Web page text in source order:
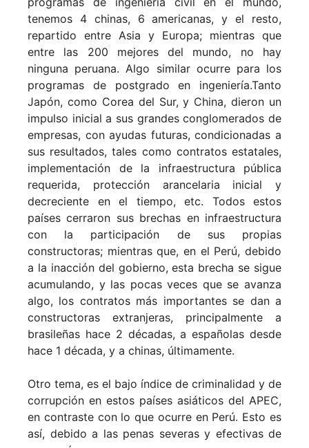
tenemos 4 chinas, 6 americanas, y el resto,
repartido entre Asia y Europa; mientras que
entre las 200 mejores del mundo, no hay
ninguna peruana. Algo similar ocurre para los
programas de postgrado en ingeniería.Tanto
Japón, como Corea del Sur, y China, dieron un
impulso inicial a sus grandes conglomerados de
empresas, con ayudas futuras, condicionadas a
sus resultados, tales como contratos estatales,
implementación de la infraestructura pública
requerida, protección arancelaria inicial y
decreciente en el tiempo, etc. Todos estos
países cerraron sus brechas en infraestructura
con la participación de sus propias
constructoras; mientras que, en el Perú, debido
a la inacción del gobierno, esta brecha se sigue
acumulando, y las pocas veces que se avanza
algo, los contratos más importantes se dan a
constructoras extranjeras, principalmente a
brasileñas hace 2 décadas, a españolas desde
hace 1 década, y a chinas, últimamente.
Otro tema, es el bajo índice de criminalidad y de
corrupción en estos países asiáticos del APEC,
en contraste con lo que ocurre en Perú. Esto es
así, debido a las penas severas y efectivas de